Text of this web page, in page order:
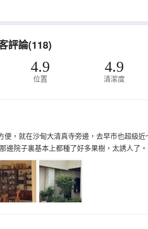
評論(118)
4.9
位置
4.9
清潔度
，就在沙甸大清真寺旁邊，去早市也超級
邊院子裏基本上都種了好多果樹，太誘人了。